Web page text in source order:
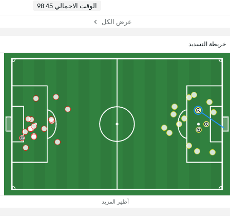
الوقت الاجمالي 98:45
عرض الكل
خريطة التسديد
أظهر المزيد